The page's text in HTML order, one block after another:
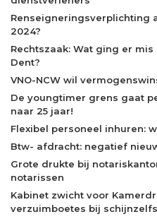
Renseigneringsverplichting
2024?
Rechtszaak: Wat ging er
Dent?
VNO-NCW wil
De youngtimer grens gaat
naar 25 jaar!
Flexibel personeel inhuren:
Btw- afdracht: negatief
Grote drukte bij
notarissen
Kabinet zwicht voor
verzuimboetes bij